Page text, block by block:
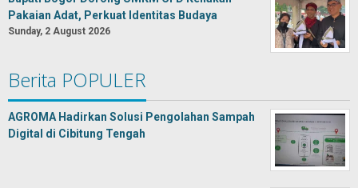
Pakaian Adat, Perkuat Identitas Budaya
Sunday, 2 August 2026
Berita POPULER
AGROMA Hadirkan Solusi Pengolahan Sampah
Digital di Cibitung Tengah